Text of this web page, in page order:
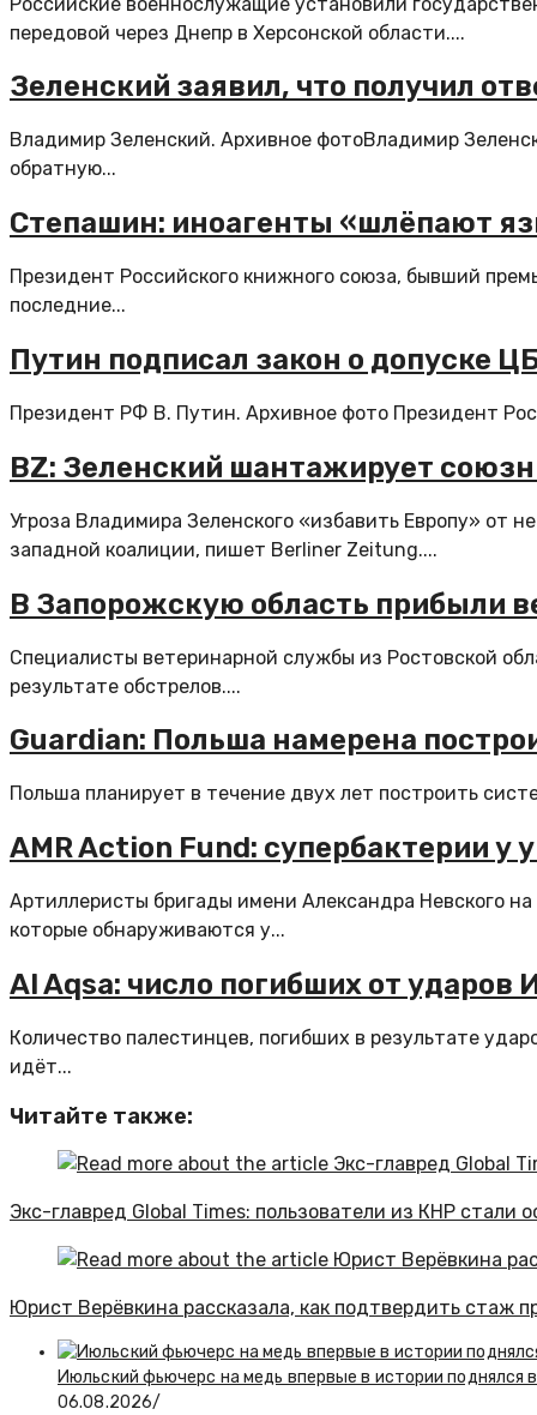
передовой через Днепр в Херсонской области....
Зеленский заявил, что получил
Владимир Зеленский. Архивное фотоВладимир
обратную...
Степашин: иноагенты «шлёпают
Президент Российского книжного союза, бывший
последние...
Путин подписал закон о допуске
Президент РФ В. Путин. Архивное фото Президент
BZ: Зеленский шантажирует
Угроза Владимира Зеленского «избавить Европу» от
западной коалиции, пишет Berliner Zeitung....
В Запорожскую область прибыли
Специалисты ветеринарной службы из Ростовской
результате обстрелов....
Guardian: Польша намерена
Польша планирует в течение двух лет построить
AMR Action Fund: супербактерии у
Артиллеристы бригады имени Александра Невского
которые обнаруживаются у...
Al Aqsa: число погибших от ударов
Количество палестинцев, погибших в результате
идёт...
Читайте также:
Экс-главред Global Times: пользователи из КНР стали
Юрист Верёвкина рассказала, как подтвердить стаж
Июльский фьючерс на медь впервые в истории поднялся
06.08.2026/